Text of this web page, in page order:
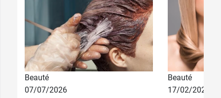
250 ml 8,49 €
13,89 €
Beauté
07/07/2026
Beauté
17/02/2025